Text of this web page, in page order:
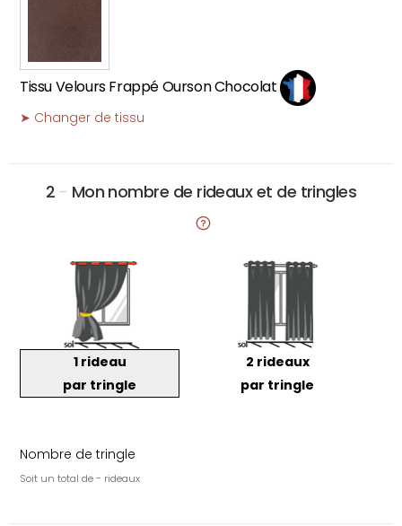
Tissu Velours Frappé Ourson Chocolat
➤ Changer de tissu
2 - Mon nombre de rideaux et de tringles
1 rideau
par tringle
2 rideaux
par tringle
Nombre de tringle
Soit un total de - rideaux